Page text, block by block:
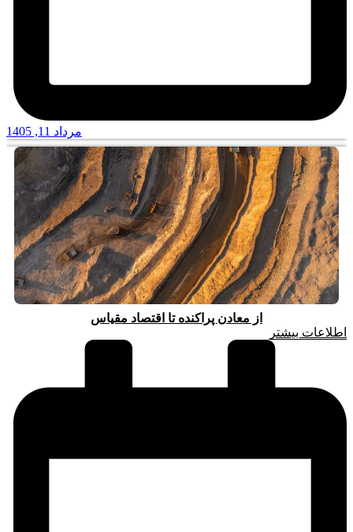
مرداد 11, 1405
از معادن پراکنده تا اقتصاد مقیاس
اطلاعات بیشتر